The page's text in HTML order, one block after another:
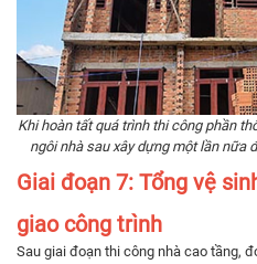
Khi hoàn tất quá trình thi công phần
ngôi nhà sau xây dựng một lần nữa
Giai đoạn 7: Tổng vệ
giao công trình
Sau giai đoạn thi công nhà cao tầng,